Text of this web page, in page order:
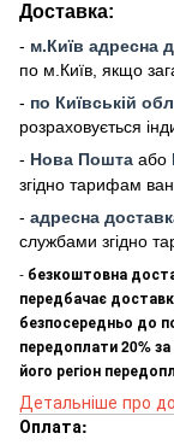
Доставка:
- м.Київ адресна
по м.Київ, якщо
- по Київській
розраховується
- Нова Пошта або
згідно тарифам
- адресна
службами згідно
- безкоштовна
передбачає
безпосередньо до
передоплати 20%
його регіон
Детальніше про
Оплата: